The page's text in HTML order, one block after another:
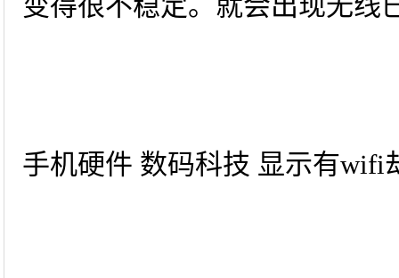
手机硬件 数码科技 显示有wifi